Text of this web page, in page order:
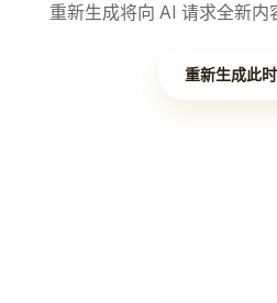
重新生成将向 AI 请求全新内
重新生成此